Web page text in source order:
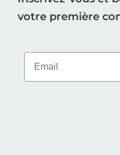
votre première